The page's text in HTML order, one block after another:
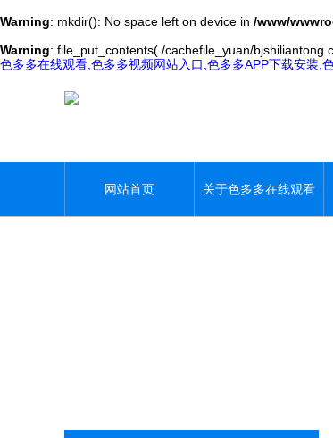
Warning: mkdir(): No space left on device in /www/
Warning: file_put_contents(./cachefile_yuan/
色多多在线观看,色多多视频网站入口,色多多APP下载安装,
网站首页 关于色多多在线观看